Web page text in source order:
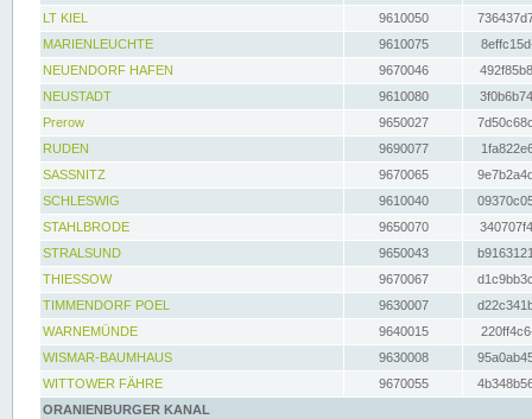
LT KIEL
9610050
MARIENLEUCHTE
9610075
NEUENDORF HAFEN
9670046
NEUSTADT
9610080
Prerow
9650027
RUDEN
9690077
SASSNITZ
9670065
SCHLESWIG
9610040
STAHLBRODE
9650070
STRALSUND
9650043
THIESSOW
9670067
TIMMENDORF POEL
9630007
WARNEMÜNDE
9640015
WISMAR-BAUMHAUS
9630008
WITTOWER FÄHRE
9670055
ORANIENBURGER KANAL